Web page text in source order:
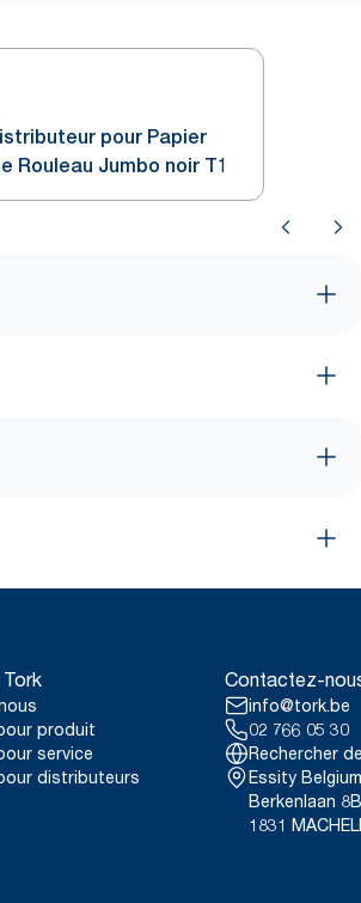
pour Papier
Rouleau Jumbo noir T1
produit
service
distributeurs
Contactez-
info@tork.be
02 766 05 30
Rechercher
Essity
Berkenlaan 8B
1831